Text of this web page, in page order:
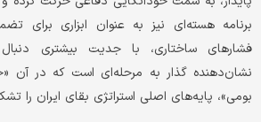
برنامه هسته‌ای نیز به عنوان ابزاری برای
فشارهای ساختاری، با جدیت بیشتری
نشان‌دهنده گذار به مرحله‌ای است که در آن
بومی»، پایه‌های اصلی استراتژی بقای ایران را